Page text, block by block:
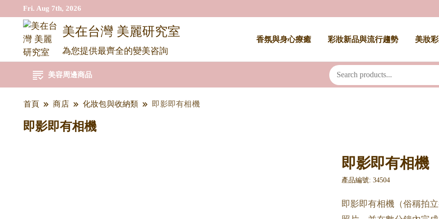
Fri. Aug 7th, 2026
美在台灣 美麗研究室
為您提供最齊全的變美咨詢
香氛與身心療癒 彩妝新品與流行趨勢 美妝
美容周邊商品
首頁 商店 化妝包與收納類 即影即有相機
即影即有相機
即影即有相機
產品編號: 34504
即影即有相機（俗稱拍